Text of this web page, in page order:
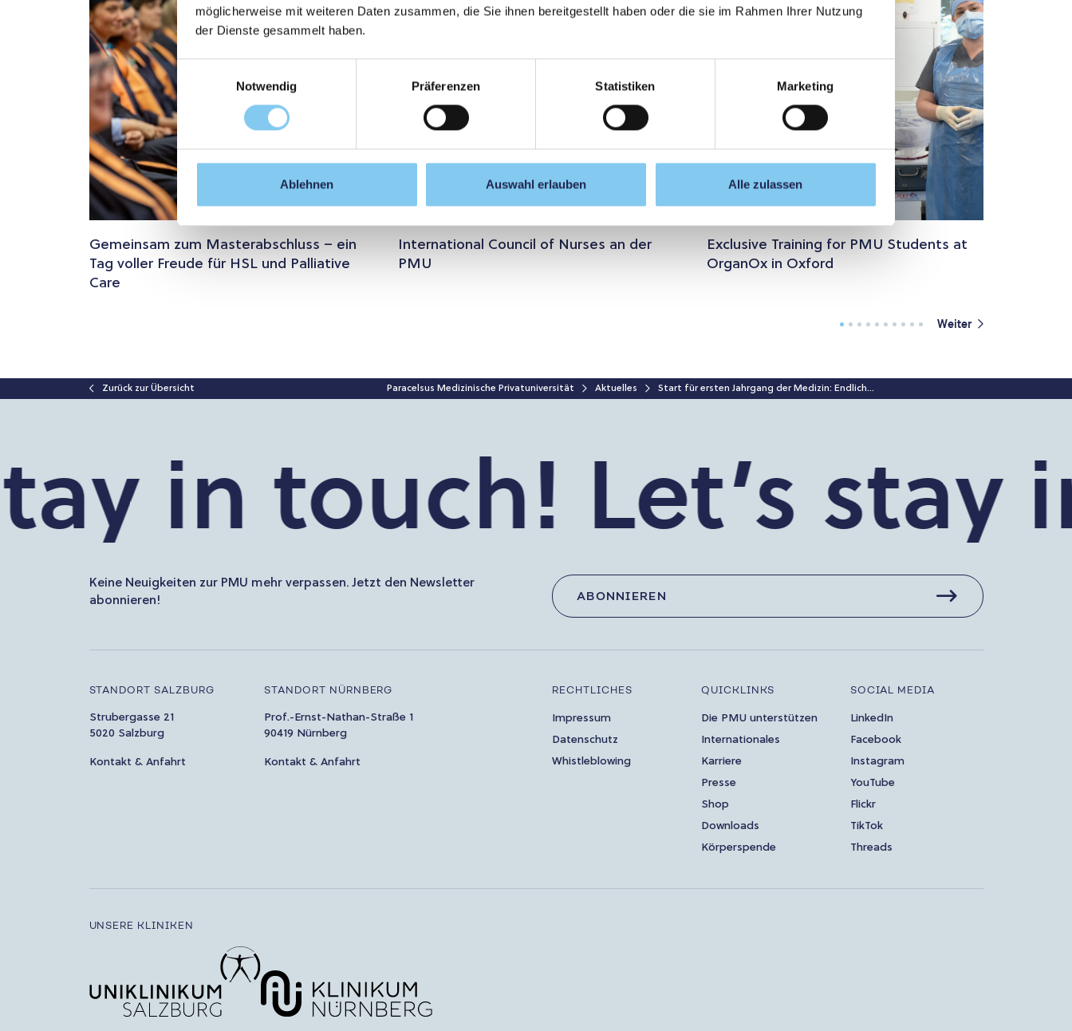
möglicherweise mit weiteren Daten zusammen, die Sie ihnen bereitgestellt haben oder die sie im Rahmen Ihrer Nutzung
der Dienste gesammelt haben.
Einwilligungsauswahl
Notwendig
Präferenzen Statistiken Marketing
Ablehnen Auswahl erlauben Alle zulassen
Gemeinsam zum Masterabschluss – ein
Tag voller Freude für HSL und Palliative
Care
International Council of Nurses an der
PMU
Exclusive Training for PMU Students at
OrganOx in Oxford
Weiter
Zurück zur Übersicht Paracelsus Medizinische Privatuniversität Aktuelles Start für ersten Jahrgang der Medizin: Endlich...
in touch!Let’s stay
Keine Neuigkeiten zur PMU mehr verpassen. Jetzt den Newsletter
abonnieren!
ABONNIEREN
STANDORT SALZBURG
Strubergasse 21
5020 Salzburg
Kontakt & Anfahrt
STANDORT NÜRNBERG
Prof.-Ernst-Nathan-Straße 1
90419 Nürnberg
Kontakt & Anfahrt
RECHTLICHES
Impressum
Datenschutz
Whistleblowing
QUICKLINKS
Die PMU unterstützen
Internationales
Karriere
Presse
Shop
Downloads
Körperspende
SOCIAL MEDIA
LinkedIn
Facebook
Instagram
YouTube
Flickr
TikTok
Threads
UNSERE KLINIKEN